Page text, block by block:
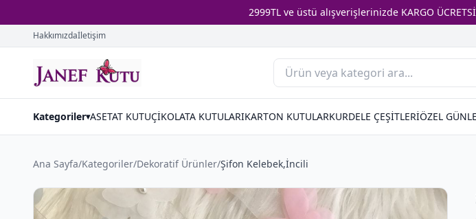
2999TL ve üstü alışverişlerinizde KARGO
Hakkımızdaİletişim
Kategoriler▾ASETAT KUTUÇİKOLATA KUTULARIKARTON KUTULARKURDELE ÇEŞİTLERİÖZEL
Ana Sayfa/Kategoriler/Dekorati̇f Ürünler/Şifon Kelebek,İncili